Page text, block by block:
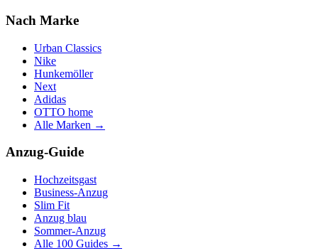
Nach Marke
Urban Classics
Nike
Hunkemöller
Next
Adidas
OTTO home
Alle Marken →
Anzug-Guide
Hochzeitsgast
Business-Anzug
Slim Fit
Anzug blau
Sommer-Anzug
Alle 100 Guides →